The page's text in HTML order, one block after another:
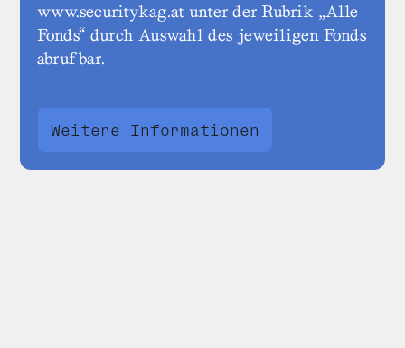
www.securitykag.at unter der Rubrik „Alle
Fonds“ durch Auswahl des jeweiligen Fonds
abrufbar.
Weitere Informationen